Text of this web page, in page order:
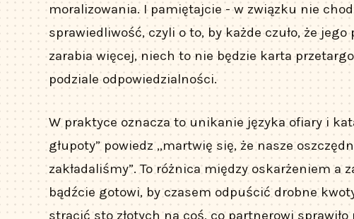
moralizowania. I pamiętajcie - w związku nie
sprawiedliwość, czyli o to, by każde czuło, że
zarabia więcej, niech to nie będzie karta
podziale odpowiedzialności.
W praktyce oznacza to unikanie języka ofiary i
głupoty” powiedz „martwię się, że nasze
zakładaliśmy”. To różnica między oskarżeniem a
bądźcie gotowi, by czasem odpuścić drobne
stracić sto złotych na coś, co partnerowi